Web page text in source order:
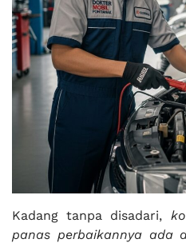
Kadang tanpa disadari,
panas perbaikannya ada